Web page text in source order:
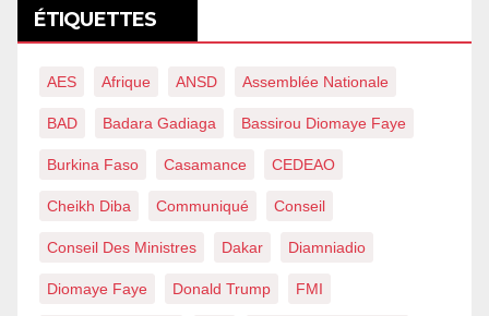
ÉTIQUETTES
AES Afrique ANSD Assemblée Nationale
BAD Badara Gadiaga Bassirou Diomaye Faye
Burkina Faso Casamance CEDEAO
Cheikh Diba Communiqué Conseil
Conseil Des Ministres Dakar Diamniadio
Diomaye Faye Donald Trump FMI